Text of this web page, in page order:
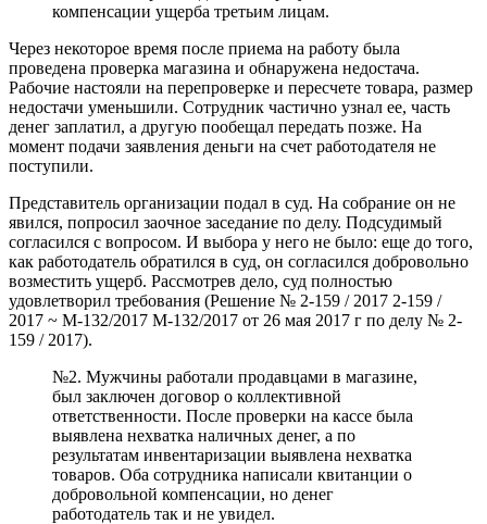
компенсации ущерба третьим лицам.
Через некоторое время после приема на работу была
проведена проверка магазина и обнаружена недостача.
Рабочие настояли на перепроверке и пересчете товара, размер
недостачи уменьшили. Сотрудник частично узнал ее, часть
денег заплатил, а другую пообещал передать позже. На
момент подачи заявления деньги на счет работодателя не
поступили.
Представитель организации подал в суд. На собрание он не
явился, попросил заочное заседание по делу. Подсудимый
согласился с вопросом. И выбора у него не было: еще до того,
как работодатель обратился в суд, он согласился добровольно
возместить ущерб. Рассмотрев дело, суд полностью
удовлетворил требования (Решение № 2-159 / 2017 2-159 /
2017 ~ М-132/2017 М-132/2017 от 26 мая 2017 г по делу № 2-
159 / 2017).
№2. Мужчины работали продавцами в магазине,
был заключен договор о коллективной
ответственности. После проверки на кассе была
выявлена ​​нехватка наличных денег, а по
результатам инвентаризации выявлена ​​нехватка
товаров. Оба сотрудника написали квитанции о
добровольной компенсации, но денег
работодатель так и не увидел.